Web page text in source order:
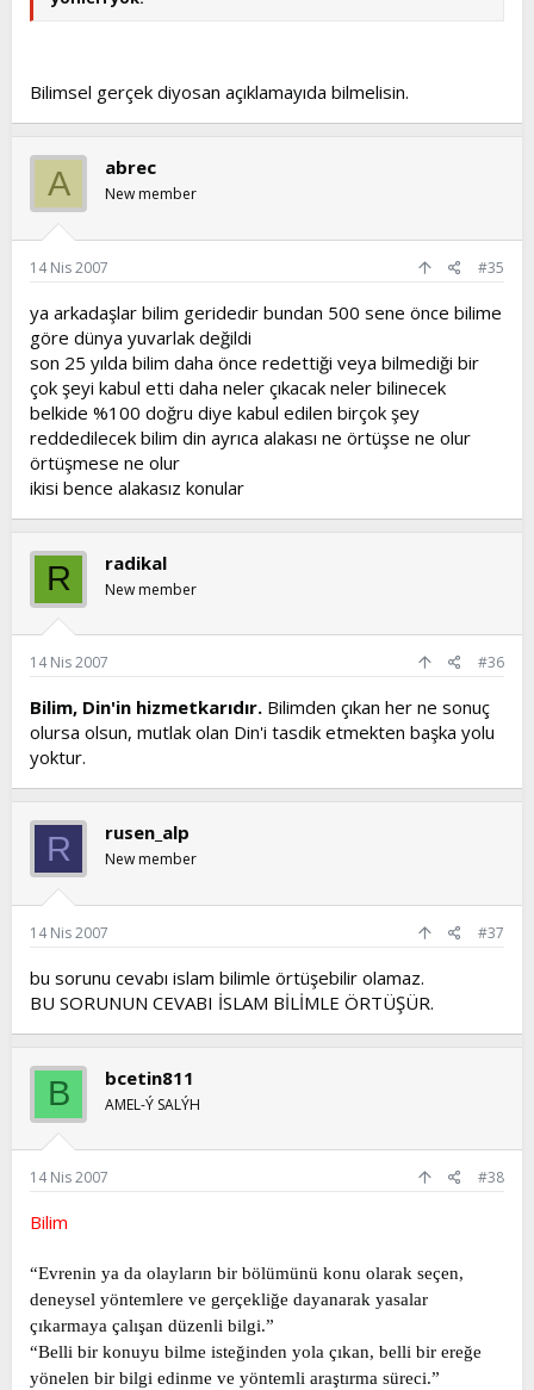
anlamıyorum. Teoriye delilin bir kaç kuru kafayı
Bilimsel gerçek diyosan açıklamayıda bilmelisin.
A abrec
New member
14 Nis 2007 #35
ya arkadaşlar bilim geridedir bundan 500 sene önce bilime
göre dünya yuvarlak değildi
son 25 yılda bilim daha önce redettiği veya bilmediği bir
çok şeyi kabul etti daha neler çıkacak neler bilinecek
belkide %100 doğru diye kabul edilen birçok şey
reddedilecek bilim din ayrıca alakası ne örtüşse ne olur
örtüşmese ne olur
ikisi bence alakasız konular
R radikal
New member
14 Nis 2007 #36
Bilim, Din'in hizmetkarıdır. Bilimden çıkan her ne sonuç
olursa olsun, mutlak olan Din'i tasdik etmekten başka yolu
yoktur.
R rusen_alp
New member
14 Nis 2007 #37
bu sorunu cevabı islam bilimle örtüşebilir olamaz.
BU SORUNUN CEVABI İSLAM BİLİMLE ÖRTÜŞÜR.
B bcetin811
AMEL-Ý SALÝH
14 Nis 2007 #38
Bilim
“Evrenin ya da olayların bir bölümünü konu olarak seçen,
deneysel yöntemlere ve gerçekliğe dayanarak yasalar
çıkarmaya çalışan düzenli bilgi.”
“Belli bir konuyu bilme isteğinden yola çıkan, belli bir ereğe
yönelen bir bilgi edinme ve yöntemli araştırma süreci.”